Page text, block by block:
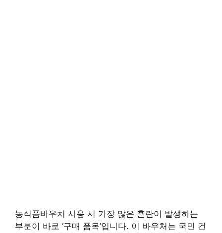
농식품바우처 사용 시 가장 많은 혼란이 발생하는
부분이 바로 ‘구매 품목’입니다. 이 바우처는 국민 건